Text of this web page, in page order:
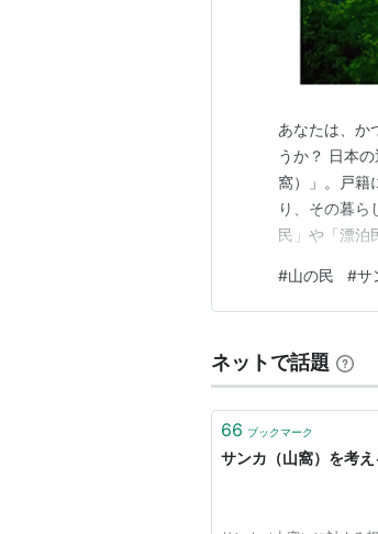
あなたは、か
うか？ 日本
窩）」。戸籍
り、その暮
民」や「漂泊
ジブリ映画「
に実在したの
#山の民 #サ
ネットで話題
66 ブックマーク
サンカ（山窩）を考え